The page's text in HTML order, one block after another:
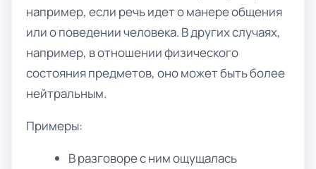
например, если речь идет о манере общения
или о поведении человека. В других случаях,
например, в отношении физического
состояния предметов, оно может быть более
нейтральным.
Примеры:
В разговоре с ним ощущалась